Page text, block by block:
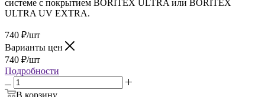
системе с покрытием BORITEX ULTRA или BORITEX
ULTRA UV EXTRA.
740 ₽/шт
Варианты цен
740 ₽/шт
Подробности
В корзину